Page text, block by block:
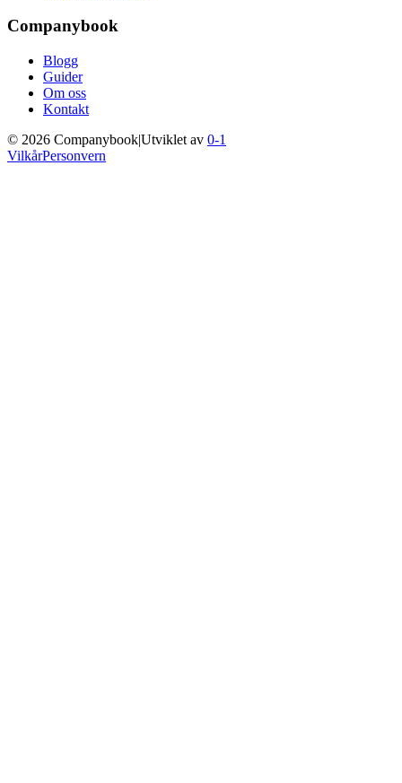
Companybook
Blogg
Guider
Om oss
Kontakt
© 2026 Companybook|Utviklet av 0-1
VilkårPersonvern